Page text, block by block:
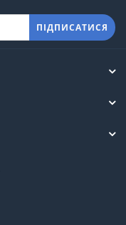
ПІДПИСАТИСЯ